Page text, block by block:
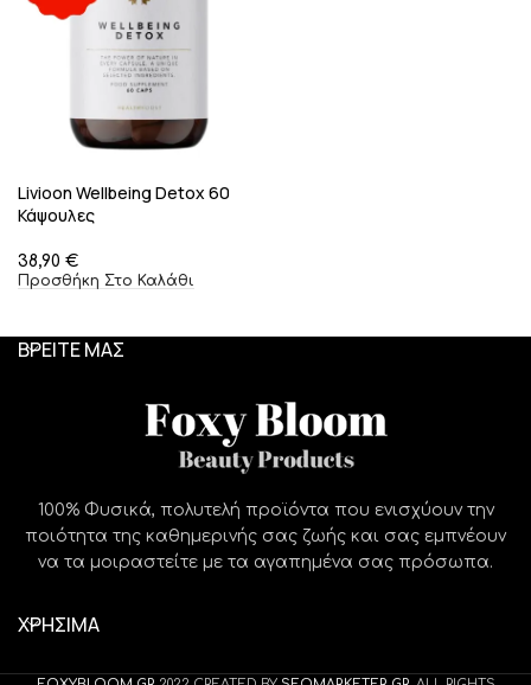
Livioon Wellbeing Detox 60
Κάψουλες
€
Προσθήκη Στο Καλάθι
ΒΡΕΙΤΕ ΜΑΣ
100% Φυσικά, πολυτελή προϊόντα που ενισχύουν την
ποιότητα της καθημερινής σας ζωής και σας εμπνέουν
να τα μοιραστείτε με τα αγαπημένα σας πρόσωπα.
ΧΡΗΣΙΜΑ